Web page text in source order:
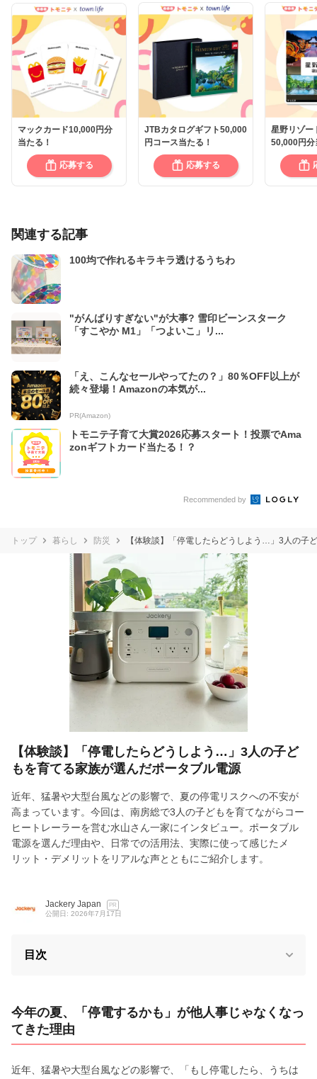
マックカード10,000円分
当たる！
応募する
JTBカタログギフト50,000
円コース当たる！
応募する
星野リゾー
50,000円分
関連する記事
100均で作れるキラキラ透けるうちわ
"がんばりすぎない"が大事? 雪印ビーンスターク
「すこやか M1」「つよいこ」リ...
「え、こんなセールやってたの？」80％OFF以上が
続々登場！Amazonの本気が...
PR(Amazon)
トモニテ子育て大賞2026応募スタート！投票でAma
zonギフトカード当たる！？
Recommended by
トップ 暮らし 防災 【体験談】「停電したらどうしよう…」3人の子
【体験談】「停電したらどうしよう…」3人の子ど
もを育てる家族が選んだポータブル電源
近年、猛暑や大型台風などの影響で、夏の停電リスクへの不安が
高まっています。今回は、南房総で3人の子どもを育てながらコー
ヒートレーラーを営む水山さん一家にインタビュー。ポータブル
電源を選んだ理由や、日常での活用法、実際に使って感じたメ
リット・デメリットをリアルな声とともにご紹介します。
Jackery Japan PR
公開日: 2026年7月17日
目次
今年の夏、「停電するかも」が他人事じゃなくなっ
てきた理由
近年、猛暑や大型台風などの影響で、「もし停電したら、うちは